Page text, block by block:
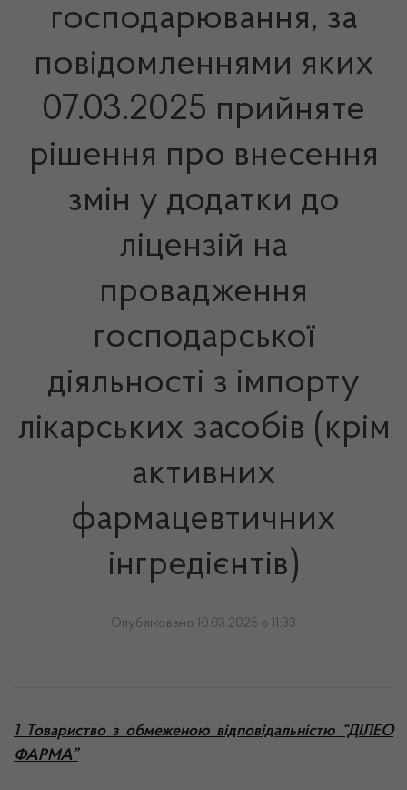
господарювання, за
повідомленнями яких
07.03.2025 прийняте
рішення про внесення
змін у додатки до
ліцензій на
провадження
господарської
діяльності з імпорту
лікарських засобів (крім
активних
фармацевтичних
інгредієнтів)
Опубліковано 10.03.2025 о 11:33
1 Товариство з обмеженою відповідальністю “ДІЛЕО
ФАРМА”